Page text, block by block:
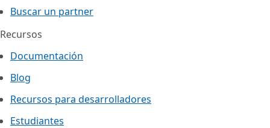
Buscar un partner
Recursos
Documentación
Blog
Recursos para desarrolladores
Estudiantes